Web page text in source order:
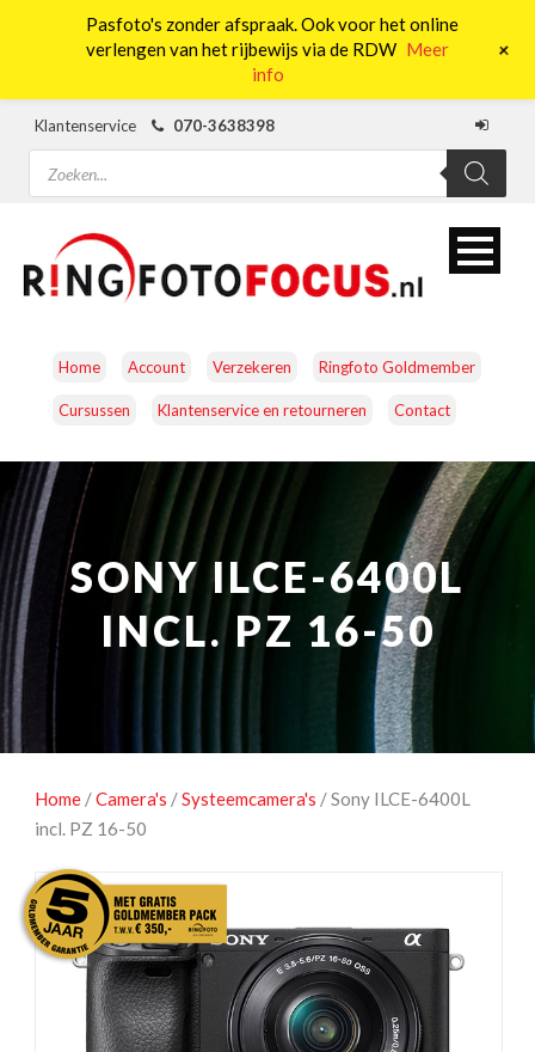
Klantenservice
070-3638398
Producten
zoeken
Home Account Verzekeren Ringfoto Goldmember
Cursussen Klantenservice en retourneren Contact
CAMERA’S OBJECTIEVEN ACCESSOIRES
NATUUROBSERVATIE MEDIA EN ENERGIE
STUDIOFOTOGRAFIE OCCASIONS
SONY ILCE-6400L
INCL. PZ 16-50
Home /Camera's /Systeemcamera's / Sony ILCE-6400L
incl. PZ 16-50
Pasfoto's zonder afspraak. Ook voor het online
verlengen van het rijbewijs via de RDW Meer
info
+